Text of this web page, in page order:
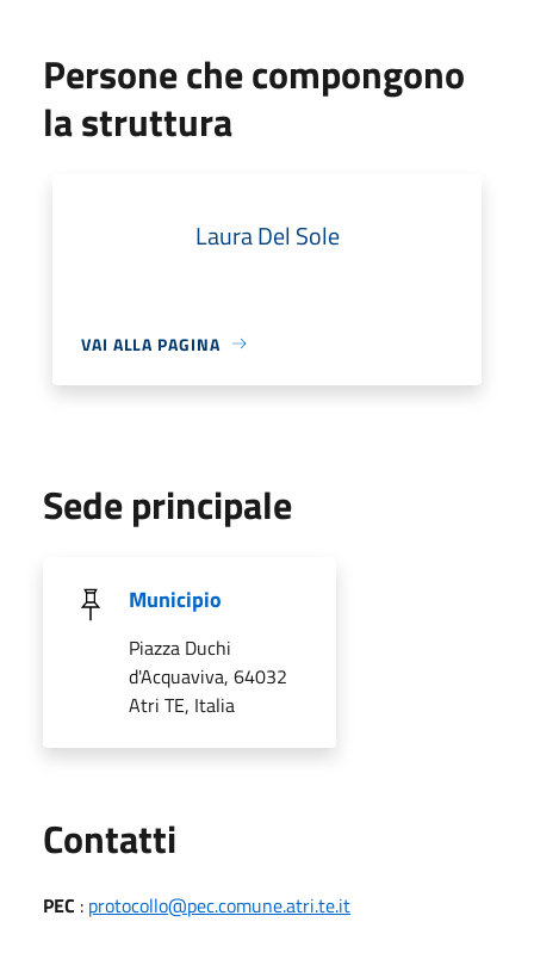
Persone che compongono
la struttura
Laura Del Sole
VAI ALLA PAGINA
Sede principale
Municipio
Piazza Duchi
d'Acquaviva, 64032
Atri TE, Italia
Contatti
PEC : protocollo@pec.comune.atri.te.it